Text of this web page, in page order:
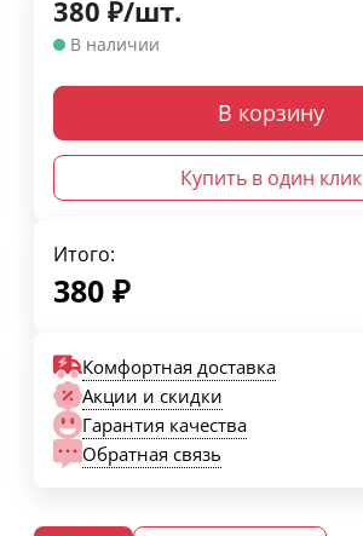
380 ₽/шт.
В наличии
В корзину
Купить в один клик
Итого:
380 ₽
Комфортная доставка
Акции и скидки
Гарантия качества
Обратная связь